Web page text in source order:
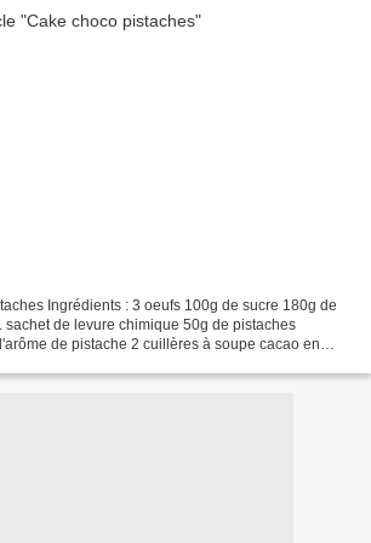
Ingrédients : 3 oeufs 100g de sucre 180g de
sachet de levure chimique 50g de pistaches
de pistache 2 cuillères à soupe cacao en